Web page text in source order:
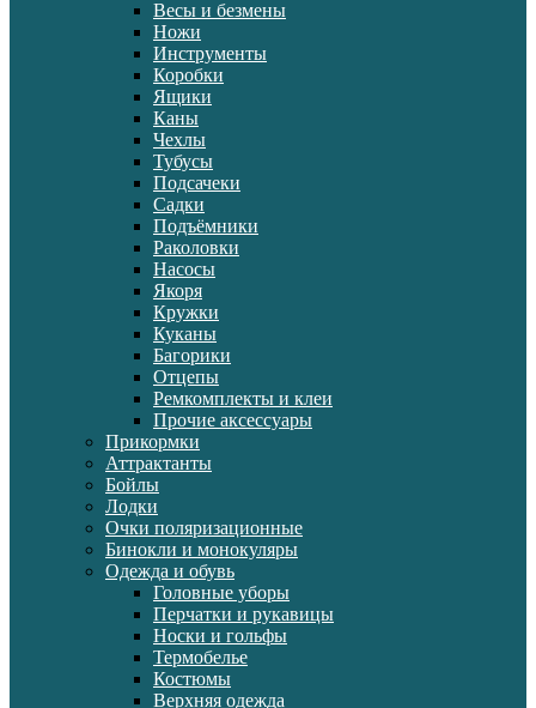
Весы и безмены
Ножи
Инструменты
Коробки
Ящики
Каны
Чехлы
Тубусы
Подсачеки
Садки
Подъёмники
Раколовки
Насосы
Якоря
Кружки
Куканы
Багорики
Отцепы
Ремкомплекты и клеи
Прочие аксессуары
Прикормки
Аттрактанты
Бойлы
Лодки
Очки поляризационные
Бинокли и монокуляры
Одежда и обувь
Головные уборы
Перчатки и рукавицы
Носки и гольфы
Термобелье
Костюмы
Верхняя одежда